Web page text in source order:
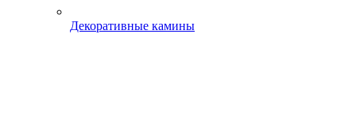
Декоративные камины